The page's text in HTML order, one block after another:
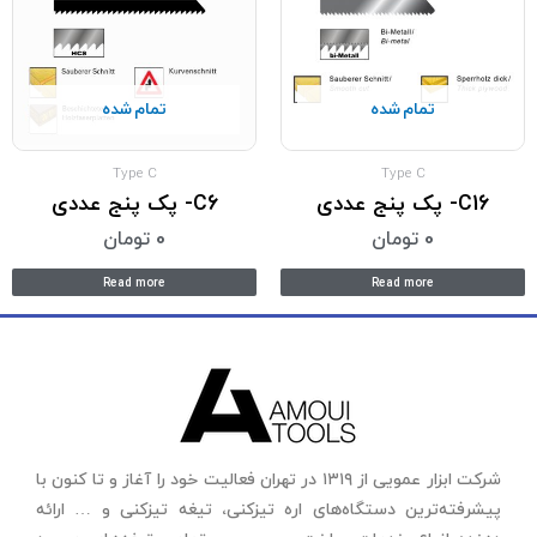
تمام شده
Type C
C16- پک پنج عددی
0 تومان
Read more
تمام شده
Type C
C6- پک پنج عددی
0 تومان
Read more
شرکت ابزار عمویی از ۱۳۱۹ در تهران فعالیت خود را آغاز و تا کنون با
پیشرفته‌ترین دستگاه‌های اره تیزکنی، تیغه تیزکنی و … ارائه